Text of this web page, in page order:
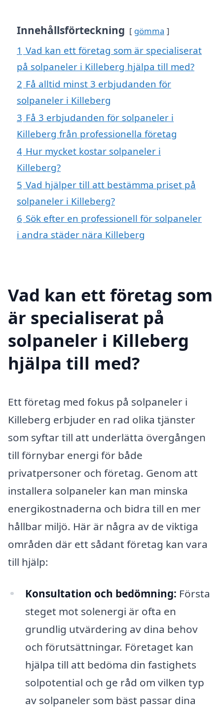
Innehållsförteckning gömma
1 Vad kan ett företag som är specialiserat
på solpaneler i Killeberg hjälpa till med?
2 Få alltid minst 3 erbjudanden för
solpaneler i Killeberg
3 Få 3 erbjudanden för solpaneler i
Killeberg från professionella företag
4 Hur mycket kostar solpaneler i
Killeberg?
5 Vad hjälper till att bestämma priset på
solpaneler i Killeberg?
6 Sök efter en professionell för solpaneler
i andra städer nära Killeberg
Vad kan ett företag som
är specialiserat på
solpaneler i Killeberg
hjälpa till med?
Ett företag med fokus på solpaneler i
Killeberg erbjuder en rad olika tjänster
som syftar till att underlätta övergången
till förnybar energi för både
privatpersoner och företag. Genom att
installera solpaneler kan man minska
energikostnaderna och bidra till en mer
hållbar miljö. Här är några av de viktiga
områden där ett sådant företag kan vara
till hjälp:
Konsultation och bedömning: Första
steget mot solenergi är ofta en
grundlig utvärdering av dina behov
och förutsättningar. Företaget kan
hjälpa till att bedöma din fastighets
solpotential och ge råd om vilken typ
av solpaneler som bäst passar dina